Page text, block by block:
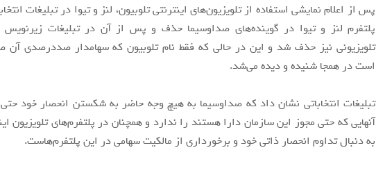
پس از اعلام نمایشی استفاده از تلویزیون‌های اینترنتی تلوبیون، لنز و تیوا در تبلیغات
پلتفرم لنز و تیوا در گوینده‌های صداوسیما حذف و پس از آن در تبلیغات زیرنویس
تلویزیونی نیز حذف شد و این در حالی که فقط نام تلوبیون که سهامدار صددرصدی آن
است در همجا شنیده و دیده می‌شد.
تبلیغات انتخاباتی نشان داد که صداوسیما به هیچ وجه حاضر به شکستن انحصار خود
آنهایی که حتی مجوز این سازمان دارا هستند را ندارد و همچنان در پلتفرم‌های تلویزیون
به دنبال تداوم انحصار ذاتی خود و برخورداری از مالکیت سهامی در این پلتفرم‌هاست.